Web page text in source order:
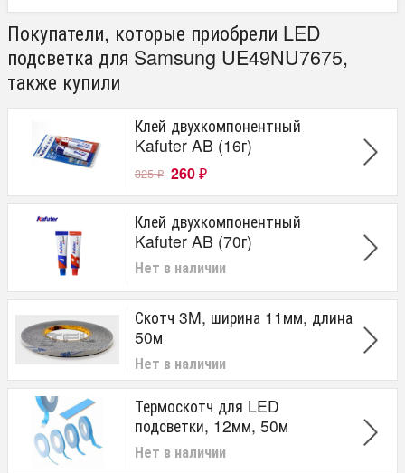
Покупатели, которые приобрели LED
подсветка для Samsung UE49NU7675,
также купили
Клей двухкомпонентный
Kafuter AB (16г)
325₽ 260 ₽
Клей двухкомпонентный
Kafuter AB (70г)
Нет в наличии
Скотч 3M, ширина 11мм, длина
50м
Нет в наличии
Термоскотч для LED
подсветки, 12мм, 50м
Нет в наличии